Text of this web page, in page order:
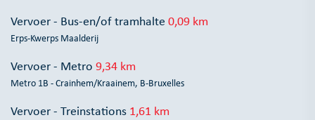
Vervoer - Bus-en/of tramhalte 0,09 km
Erps-Kwerps Maalderij
Vervoer - Metro 9,34 km
Metro 1B - Crainhem/Kraainem, B-Bruxelles
Vervoer - Treinstations 1,61 km